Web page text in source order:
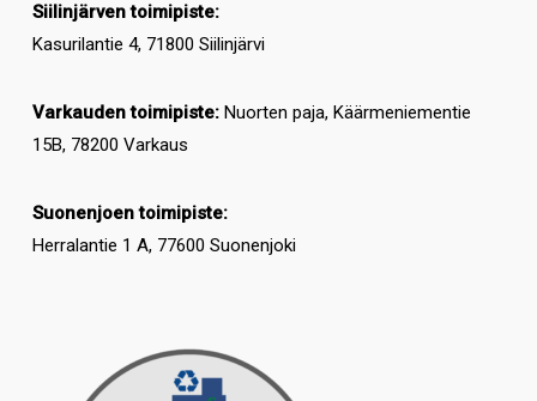
Siilinjärven toimipiste:
Kasurilantie 4, 71800 Siilinjärvi
Varkauden toimipiste:Nuorten paja, Käärmeniementie
15B, 78200 Varkaus
Suonenjoen toimipiste:
Herralantie 1 A, 77600 Suonenjoki